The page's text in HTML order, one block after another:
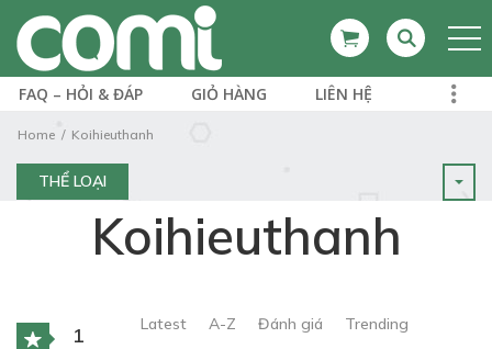
FAQ – HỎI & ĐÁP GIỎ HÀNG LIÊN HỆ
Home Koihieuthanh
THỂ LOẠI
Koihieuthanh
1
Latest A-Z Đánh giá Trending